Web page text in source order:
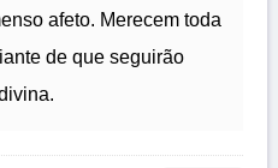
afeto. Merecem toda
de que seguirão